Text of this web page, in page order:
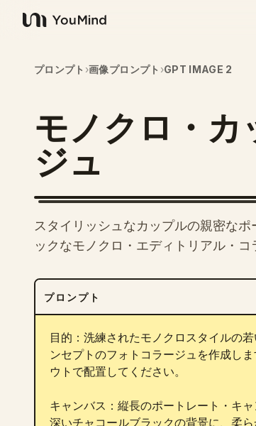
YouMind
プロンプト ›画像プロンプト ›GPT IMAGE 2
モノクロ・カ
ジュ
スタイリッシュなカップルの親密な
ックなモノクロ・エディトリアル・コ
プロンプト
目的：洗練されたモノクロスタイルの
ンセプトのフォトコラージュを作成し
ウトで配置してください。
キャンバス：縦長のポートレート・キ
深いチャコールブラックの背景に、柔